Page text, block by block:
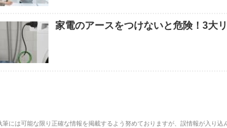
家電のアースをつけないと危険！3大
には可能な限り正確な情報を掲載するよう努めておりますが、誤情報が入り